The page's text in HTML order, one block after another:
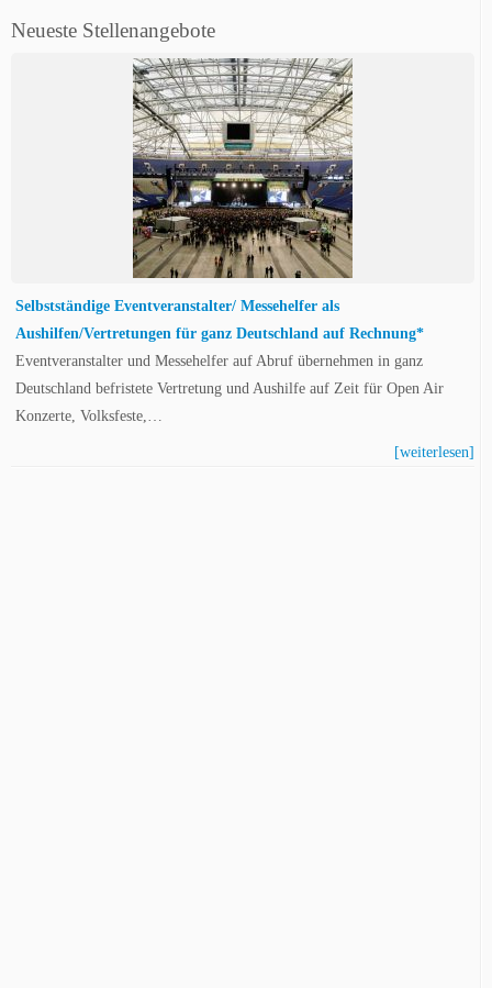
Neueste Stellenangebote
Selbstständige Eventveranstalter/ Messehelfer als
Aushilfen/Vertretungen für ganz Deutschland auf Rechnung*
Eventveranstalter und Messehelfer auf Abruf übernehmen in ganz
Deutschland befristete Vertretung und Aushilfe auf Zeit für Open Air
Konzerte, Volksfeste,…
[weiterlesen]